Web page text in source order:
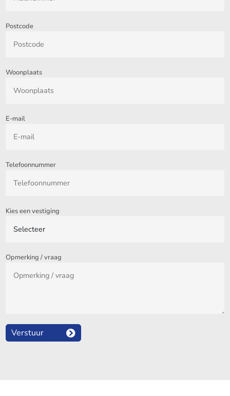
Postcode
Woonplaats
E-mail
Telefoonnummer
Kies een vestiging
Opmerking / vraag
Verstuur